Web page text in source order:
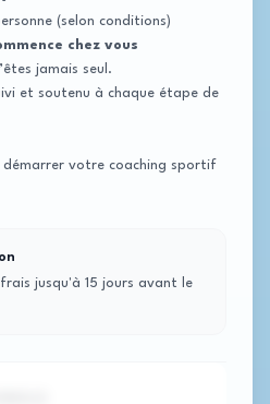
(selon conditions)
chez vous
jamais seul.
et soutenu à chaque étape de
votre coaching sportif
frais jusqu'à 15 jours avant le